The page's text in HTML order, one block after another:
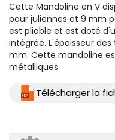
Cette Mandoline en V
pour juliennes et 9 mm
est pliable et est doté
intégrée. L'épaisseur
mm. Cette mandoline
métalliques.
Télécharger la